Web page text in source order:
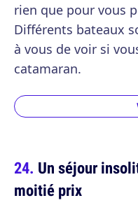
rien que pour vous
Différents bateaux
à vous de voir si
catamaran.
Un séjour
moitié prix